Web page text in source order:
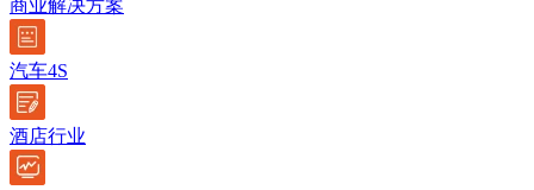
商业解决方案
汽车4S
酒店行业